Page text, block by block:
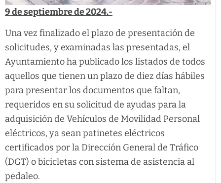
9 de septiembre de 2024.-
Una vez finalizado el plazo de presentación de
solicitudes, y examinadas las presentadas, el
Ayuntamiento ha publicado los listados de todos
aquellos que tienen un plazo de diez días hábiles
para presentar los documentos que faltan,
requeridos en su solicitud de ayudas para la
adquisición de Vehículos de Movilidad Personal
eléctricos, ya sean patinetes eléctricos
certificados por la Dirección General de Tráfico
(DGT) o bicicletas con sistema de asistencia al
pedaleo.